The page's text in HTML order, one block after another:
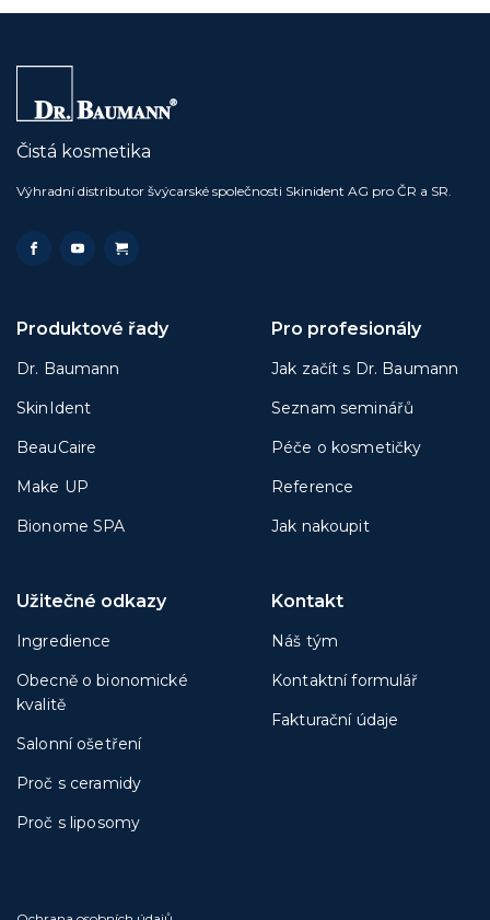
Čistá kosmetika
Výhradní distributor švýcarské společnosti Skinident AG pro ČR a SR.
Produktové řady
Dr. Baumann
SkinIdent
BeauCaire
Make UP
Bionome SPA
Pro profesionály
Jak začít s Dr. Baumann
Seznam seminářů
Péče o kosmetičky
Reference
Jak nakoupit
Užitečné odkazy
Ingredience
Obecně o bionomické
kvalitě
Salonní ošetření
Proč s ceramidy
Proč s liposomy
Kontakt
Náš tým
Kontaktní formulář
Fakturační údaje